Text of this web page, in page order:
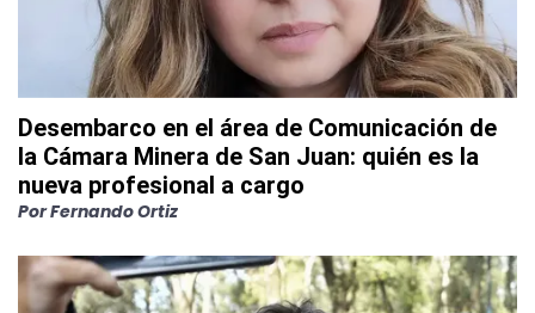
Desembarco en el área de Comunicación de
la Cámara Minera de San Juan: quién es la
nueva profesional a cargo
PorFernando Ortiz